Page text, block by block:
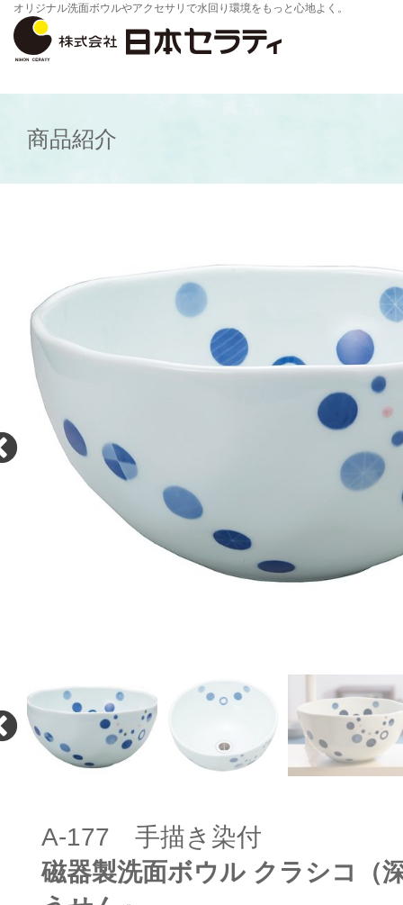
オリジナル洗面ボウルやアクセサリで水回り環境をもっと心地よく。
商品紹介
A-177 手描き染付
磁器製洗面ボウル クラシコ（